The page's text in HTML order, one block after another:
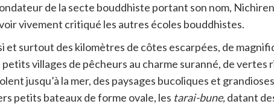
de la secte bouddhiste portant son nom, Nichiren
vivement critiqué les autres écoles bouddhistes.
et surtout des kilomètres de côtes escarpées, de
villages de pêcheurs au charme suranné, de vertes
jusqu’à la mer, des paysages bucoliques et
petits bateaux de forme ovale, les tarai-bune,datant